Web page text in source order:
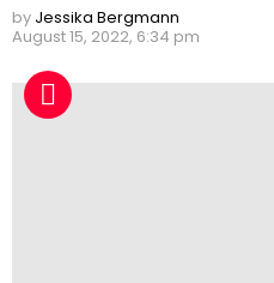
by Jessika Bergmann
August 15, 2022, 6:34 pm